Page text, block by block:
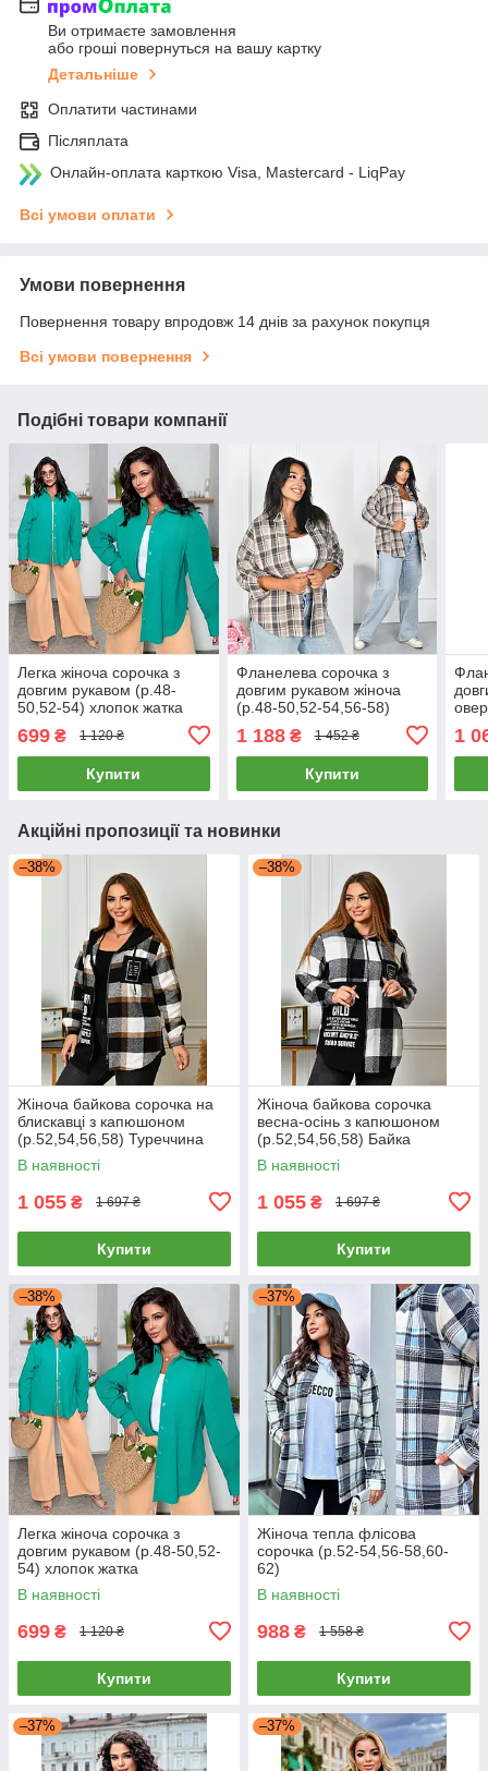
Ви отримаєте замовлення
або гроші повернуться на вашу картку
Детальніше
Оплатити частинами
Післяплата
Онлайн-оплата карткою Visa, Mastercard - LiqPay
Всі умови оплати
Умови повернення
Повернення товару впродовж 14 днів за рахунок покупця
Всі умови повернення
Подібні товари компанії
Легка жіноча сорочка з
довгим рукавом (р.48-
50,52-54) хлопок жатка
699 ₴ 1 120 ₴
Купити
Фланелева сорочка з
довгим рукавом жіноча
(р.48-50,52-54,56-58)
1 188₴ 1 452 ₴
Купити
1
Акційні пропозиції та новинки
–38%
Жіноча байкова сорочка на
блискавці з капюшоном
(р.52,54,56,58) Туреччина
В наявності
1 055 ₴ 1 697 ₴
Купити
–38%
Жіноча байкова сорочка
весна-осінь з капюшоном
(р.52,54,56,58) Байка
В наявності
1 055 ₴ 1 697 ₴
Купити
–38%
Легка жіноча сорочка з
довгим рукавом (р.48-50,52-
54) хлопок жатка
В наявності
699 ₴ 1 120 ₴
Купити
–37%
Жіноча тепла флісова
сорочка (р.52-54,56-58,60-
62)
В наявності
988 ₴ 1 558 ₴
Купити
–37% –37%